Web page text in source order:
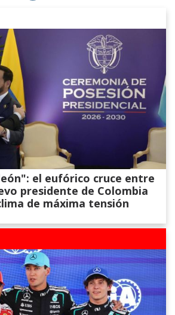
el eufórico cruce entre
presidente de Colombia
de máxima tensión